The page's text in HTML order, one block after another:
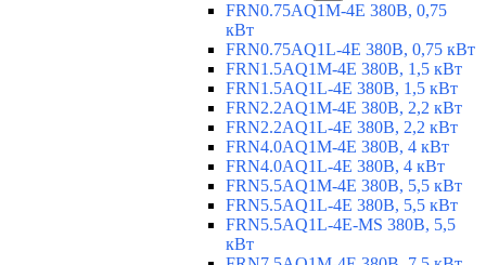
FRN0.75AQ1M-4E 380В, 0,75
кВт
FRN0.75AQ1L-4E 380В, 0,75 кВт
FRN1.5AQ1M-4E 380В, 1,5 кВт
FRN1.5AQ1L-4E 380В, 1,5 кВт
FRN2.2AQ1M-4E 380В, 2,2 кВт
FRN2.2AQ1L-4E 380В, 2,2 кВт
FRN4.0AQ1M-4E 380В, 4 кВт
FRN4.0AQ1L-4E 380В, 4 кВт
FRN5.5AQ1M-4E 380В, 5,5 кВт
FRN5.5AQ1L-4E 380В, 5,5 кВт
FRN5.5AQ1L-4E-MS 380В, 5,5
кВт